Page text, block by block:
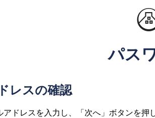
パス
レスの確認
アドレスを入力し、「次へ」ボタンを押